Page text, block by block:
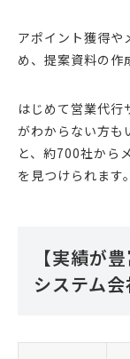
アポイント獲得や
め、提案資料の作
はじめて営業代
がわからない方も
と、約700社から
を見つけられます。
【実績が
システム